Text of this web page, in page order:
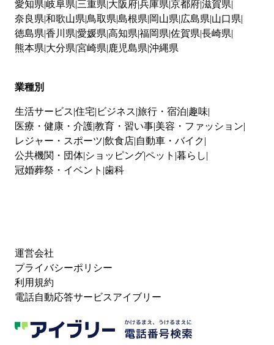
愛知県 岐阜県 三重県 大阪府兵庫県 京都府滋賀県
奈良県 和歌山県 鳥取県 島根県 岡山県 広島県 山口県
徳島県 香川県 愛媛県 高知県 福岡県 佐賀県 長崎県
熊本県 大分県 宮崎県 鹿児島県 沖縄県
業種別
生活サービス 住宅 ビジネス 旅行・宿泊 趣味
医療・健康・介護教育・習い事 美容・ファッション
レジャー・スポーツ 飲食店 自動車・バイク
公共機関・団体 ショッピングペット 暮らし
冠婚葬祭・イベント 歯科
運営会社
プライバシーポリシー
利用規約
電話自動応答サービスアイブリー